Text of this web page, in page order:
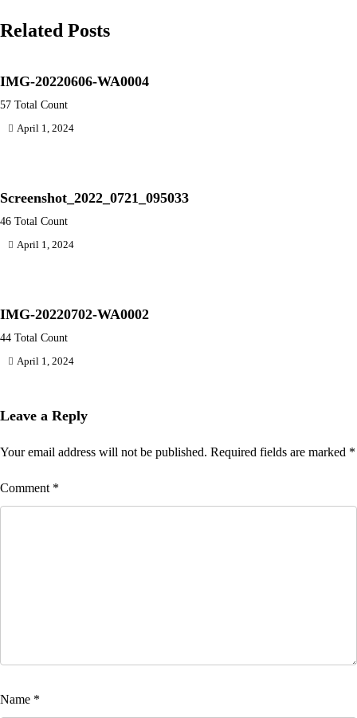
Related Posts
IMG-20220606-WA0004
57 Total Count
April 1, 2024
Screenshot_2022_0721_095033
46 Total Count
April 1, 2024
IMG-20220702-WA0002
44 Total Count
April 1, 2024
Leave a Reply
Your email address will not be published. Required fields are marked *
Comment *
Name *